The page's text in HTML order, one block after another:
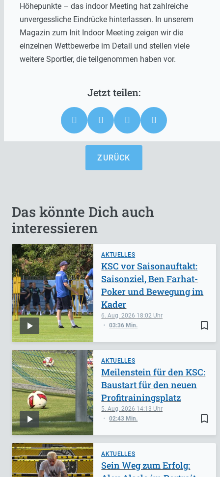
Höhepunkte – das indoor Meeting hat zahlreiche
unvergessliche Eindrücke hinterlassen. In unserem
Magazin zum Init Indoor Meeting zeigen wir die
einzelnen Wettbewerbe im Detail und stellen viele
weitere Sportler, die teilgenommen haben vor.
ZURÜCK
Das könnte Dich auch
interessieren
AKTUELLES
bookmark_border
6. Aug. 2026 18:02
03:36 Min.
KSC vor Saisonauftakt:
Saisonziel, Ben Farhat-
Poker und Bewegung im
Kader
AKTUELLES
bookmark_border
5. Aug. 2026 14:13
02:43 Min.
Meilenstein für den KSC:
Baustart für den neuen
Profitrainingsplatz
AKTUELLES
Sein Weg zum Erfolg: